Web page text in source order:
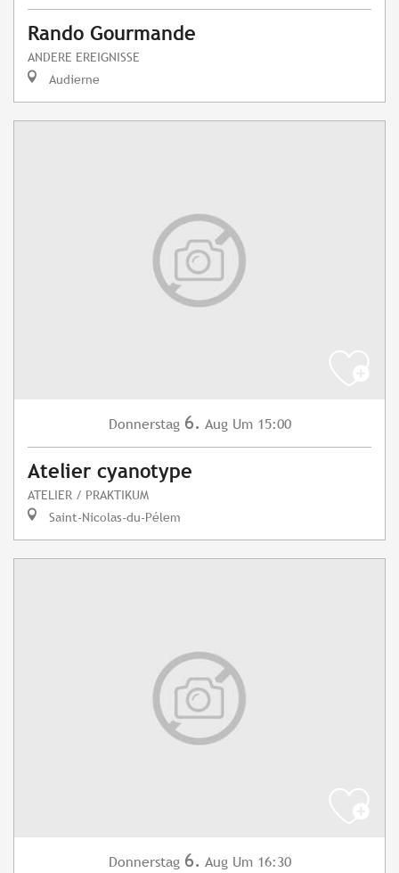
Rando Gourmande
ANDERE EREIGNISSE
Audierne
Donnerstag 6. Aug Um 15:00
Atelier cyanotype
ATELIER / PRAKTIKUM
Saint-Nicolas-du-Pélem
Donnerstag 6. Aug Um 16:30